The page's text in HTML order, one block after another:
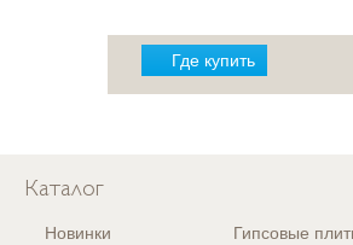
Где купить
Каталог
Новинки
Гипсовые